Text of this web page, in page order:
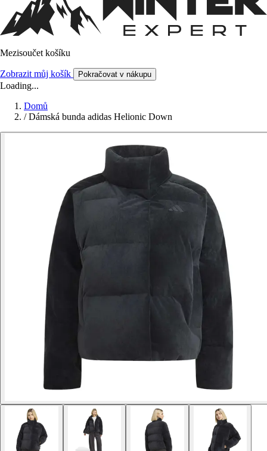
Mezisoučet košíku
Zobrazit můj košík Pokračovat v nákupu
Loading...
Domů
/ Dámská bunda adidas Helionic Down